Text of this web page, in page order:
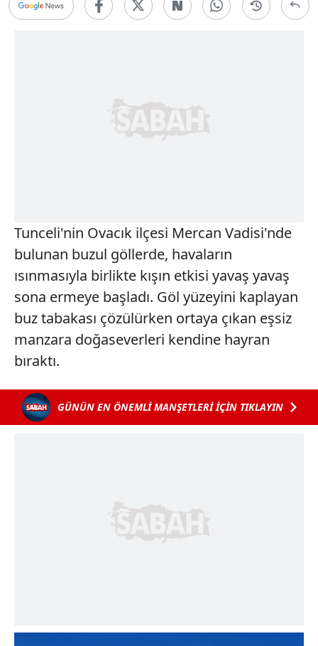
Tunceli'nin Ovacık ilçesi Mercan Vadisi'nde
bulunan buzul göllerde, havaların
ısınmasıyla birlikte kışın etkisi yavaş yavaş
sona ermeye başladı. Göl yüzeyini kaplayan
buz tabakası çözülürken ortaya çıkan eşsiz
manzara doğaseverleri kendine hayran
bıraktı.
GÜNÜN EN ÖNEMLİ MANŞETLERİ İÇİN TIKLAYIN